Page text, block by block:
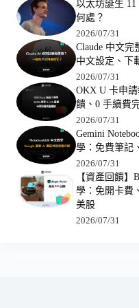
以太坊誕生
何處？
2026/07/31
Claude 中文完
中文設定、下
2026/07/31
OKX U 卡申請
饋、0 手續費
2026/07/31
Gemini
學：免費筆記
2026/07/31
【資產回饋】
學：免開卡費
美股
2026/07/31